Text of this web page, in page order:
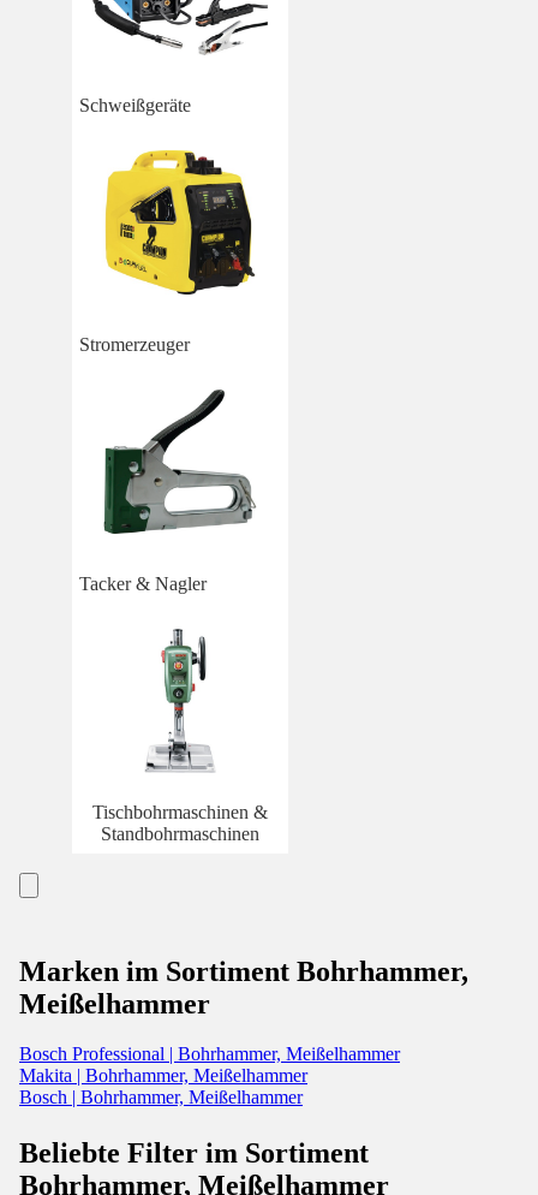
Schweißgeräte
Stromerzeuger
Tacker & Nagler
Tischbohrmaschinen &
Standbohrmaschinen
Marken im Sortiment Bohrhammer,
Meißelhammer
Bosch Professional | Bohrhammer, Meißelhammer
Makita | Bohrhammer, Meißelhammer
Bosch | Bohrhammer, Meißelhammer
Beliebte Filter im Sortiment
Bohrhammer, Meißelhammer